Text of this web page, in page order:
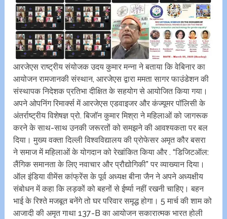
आरजेएस राष्ट्रीय संयोजक उदय कुमार मन्ना ने बताया कि वेबिनार का
आयोजन रामजानकी संस्थान, आरजेएस द्वारा ममता सागर फाउंडेशन की
संस्थापक निदेशक प्रतिभा दीक्षित के सहयोग से आयोजित किया गया।
अपने ओपनिंग रिमार्क्स में आरजेएस एडवाइजर और कंज्यूमर पॉलिसी के
अंतर्राष्ट्रीय विशेषज्ञ प्रो. बिजाॅन कुमार मिश्रा ने महिलाओं को जागरूक
करने के साथ-साथ उनकी जरूरतों को समझने की आवश्यकता पर बल
दिया। मुख्य वक्ता दिल्ली विश्वविद्यालय की प्रोफेसर अमृत कौर बसरा
ने समाज में महिलाओं के योगदान को रेखांकित किया और . “डिजिटऑल:
लैंगिक समानता के लिए नवाचार और प्रौद्योगिकी” पर व्याख्यान दिया।
ऑल इंडिया वीमेंस कांफ्रेंस के पूर्व अध्यक्ष बीना जैन ने अपने अध्यक्षीय
संबोधन में कहा कि लड़कों को बहनों से ईर्ष्या नहीं रखनी चाहिए। बहन
भाई के रिश्ते मजबूत बनेंगे तो घर परिवार समृद्ध होगा। 5 मार्च की शाम को
आजादी की‌ अमृत गाथा 137-B का आयोजन सकारात्मक भारत होली